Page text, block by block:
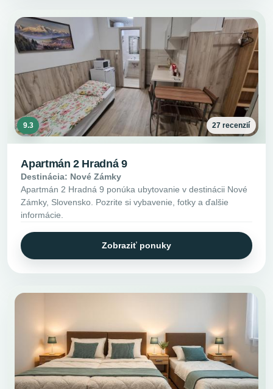
9.3 27 recenzií
Apartmán 2 Hradná 9
Destinácia: Nové Zámky
Apartmán 2 Hradná 9 ponúka ubytovanie v destinácii Nové
Zámky, Slovensko. Pozrite si vybavenie, fotky a ďalšie
informácie.
Zobraziť ponuky